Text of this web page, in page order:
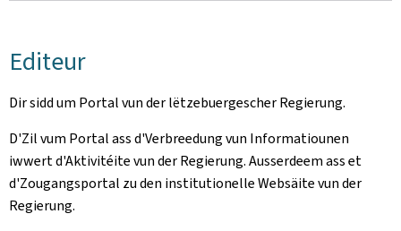
Editeur
Dir sidd um Portal vun der lëtzebuergescher Regierung.
D'Zil vum Portal ass d'Verbreedung vun Informatiounen
iwwert d'Aktivitéite vun der Regierung. Ausserdeem ass et
d'Zougangsportal zu den institutionelle Websäite vun der
Regierung.